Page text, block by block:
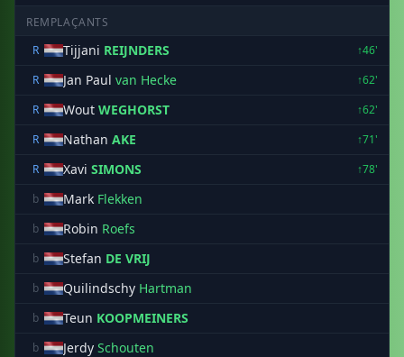
REMPLAÇANTS
R
Tijjani REIJNDERS
↑46'
R
Jan Paul van Hecke
↑62'
R
Wout WEGHORST
↑62'
R
Nathan AKE
↑71'
R
Xavi SIMONS
↑78'
b
Mark Flekken
b Robin Roefs
b Stefan DE VRIJ
b Quilindschy Hartman
b Teun KOOPMEINERS
b Jerdy Schouten